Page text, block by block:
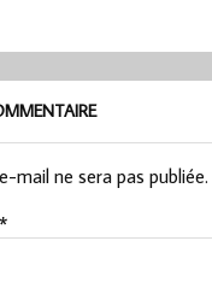
mail ne sera pas publiée.
*